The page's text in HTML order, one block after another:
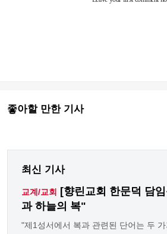
좋아할 만한 기사
최신 기사
교계/교회
[향린교회 한문덕 담
과 하늘의 복"
"제1성서에서 복과 관련된 단어는 두